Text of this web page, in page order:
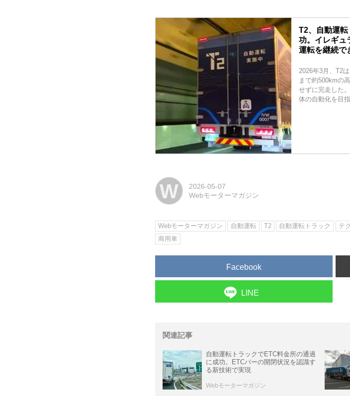
T2、自動運
功。イレギュ
運転を継続で
2026年3月、T2
まで約500kmの
せずに完走した
体の自動化を目
W
2026-05-07
Webモーターマガジン
Webモーターマガジン 自動運転 T2 自動運転トラック テ
商用車
Facebook
LINE
関連記事
自動運転トラックでETC料金所の通過
に成功。ETCバーの開閉状況を認識す
る新技術で実現
Webモーターマガジン